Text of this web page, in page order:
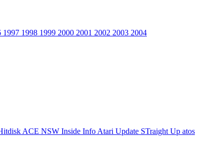
1997 1998 1999 2000 2001 2002 2003 2004
ACE NSW Inside Info Atari Update STraight Up atos